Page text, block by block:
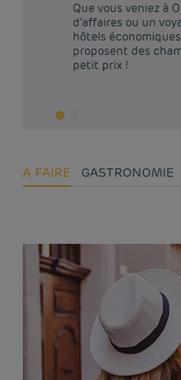
Que vous veniez à
d’affaires ou un
hôtels
proposent des
petit prix !
A FAIRE GASTRONOMIE